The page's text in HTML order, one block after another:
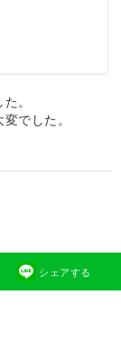
。
でした。
シェアする